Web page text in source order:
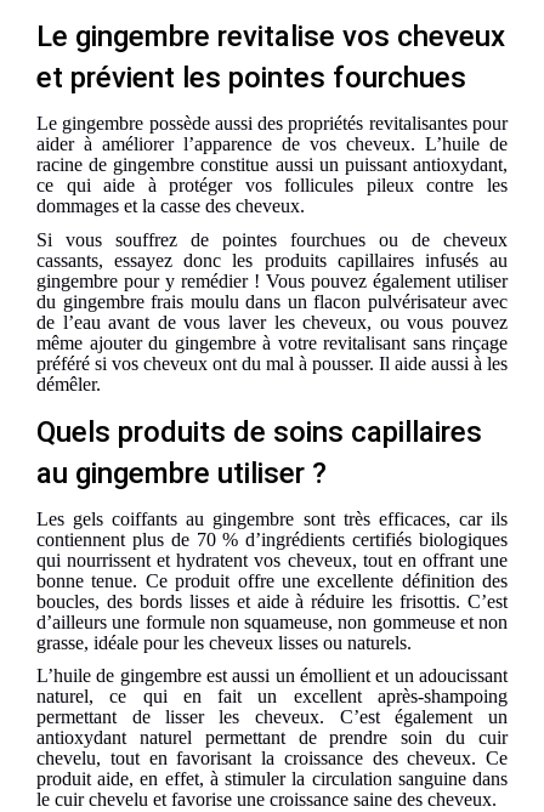
Le gingembre revitalise vos cheveux
et prévient les pointes fourchues
Le gingembre possède aussi des propriétés revitalisantes pour
aider à améliorer l’apparence de vos cheveux. L’huile de
racine de gingembreconstitue aussi un puissant antioxydant,
ce qui aide à protéger vos follicules pileux contre les
dommages et la casse des cheveux.
Si vous souffrez de pointes fourchues ou de cheveux
cassants, essayezdonc les produits capillaires infusés au
gingembre pour y remédier ! Vous pouvez également utiliser
du gingembre frais moulu dans un flacon pulvérisateur avec
de l’eau avant de vous laver les cheveux, ou vous pouvez
même ajouter du gingembre à votre revitalisant sans rinçage
préféré si vos cheveux ont du mal à pousser. Il aide aussi à les
démêler.
Quels produits de soins capillaires
au gingembre utiliser ?
Les gels coiffants au gingembre sont très efficaces, car ils
contiennent plus de 70 % d’ingrédients certifiés biologiques
qui nourrissent et hydratent vos cheveux, tout en offrant une
bonnetenue. Ce produit offre une excellente définition des
boucles, des bords lisses et aide à réduire les frisottis. C’est
d’ailleursune formule non squameuse, non gommeuse et non
grasse, idéale pour les cheveux lisses ou naturels.
L’huile de gingembreestaussi un émollient et un adoucissant
naturel, ce qui en fait un excellent après-shampoing
permettant delisser les cheveux. C’estégalement un
antioxydant naturel permettant de prendre soin du cuir
chevelu, tout en favorisant la croissance des cheveux. Ce
produit aide,en effet, à stimuler la circulation sanguine dans
le cuir chevelu et favorise une croissance saine des cheveux.